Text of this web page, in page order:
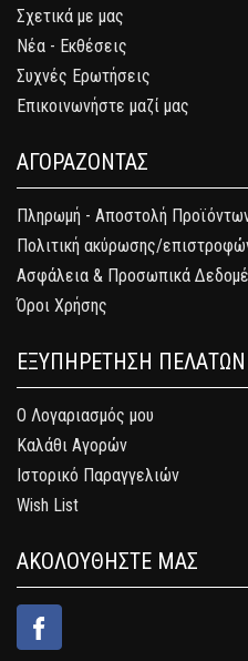
Σχετικά με μας
Νέα - Εκθέσεις
Συχνές Ερωτήσεις
Επικοινωνήστε μαζί μας
ΑΓΟΡΑΖΟΝΤΑΣ
Πληρωμή - Αποστολή
Πολιτική ακύρωσης/
Ασφάλεια & Προσωπικά
Όροι Χρήσης
ΕΞΥΠΗΡΕΤΗΣΗ ΠΕΛΑΤΩΝ
Ο Λογαριασμός μου
Καλάθι Αγορών
Ιστορικό Παραγγελιών
Wish List
ΑΚΟΛΟΥΘΗΣΤΕ ΜΑΣ